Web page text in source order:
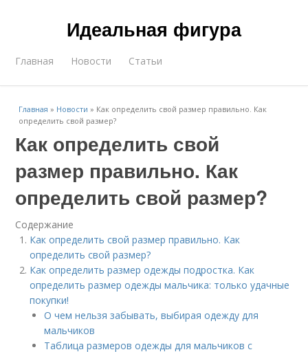
Идеальная фигура
Главная Новости Статьи
Главная » Новости » Как определить свой размер правильно. Как
определить свой размер?
Как определить свой
размер правильно. Как
определить свой размер?
Содержание
Как определить свой размер правильно. Как
определить свой размер?
Как определить размер одежды подростка. Как
определить размер одежды мальчика: только удачные
покупки!
О чем нельзя забывать, выбирая одежду для
мальчиков
Таблица размеров одежды для мальчиков с